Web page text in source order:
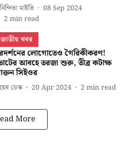
মাইতি
08 Sep 2024
2 min read
জাতীয় খবর
লোগোতেও গৈরিকীকরণ!
আবহে তরজা শুরু, তীব্র কটাক্ষ
সিইওর
ডেস্ক 20 Apr 2024 2 min read
More